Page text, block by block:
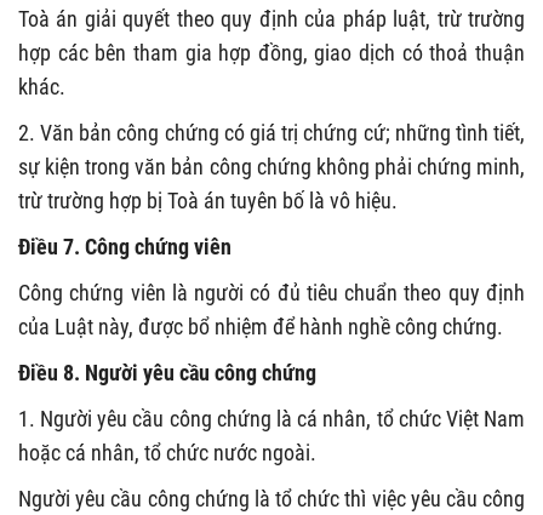
Toà án giải quyết theo quy định của pháp luật, trừ trường
hợp các bên tham gia hợp đồng, giao dịch có thoả thuận
khác.
2. Văn bản công chứng có giá trị chứng cứ; những tình tiết,
sự kiện trong văn bản công chứng không phải chứng minh,
trừ trường hợp bị Toà án tuyên bố là vô hiệu.
Điều 7. Công chứng viên
Công chứng viên là người có đủ tiêu chuẩn theo quy định
của Luật này, được bổ nhiệm để hành nghề công chứng.
Điều 8. Người yêu cầu công chứng
1. Người yêu cầu công chứng là cá nhân, tổ chức Việt Nam
hoặc cá nhân, tổ chức nước ngoài.
Người yêu cầu công chứng là tổ chức thì việc yêu cầu công